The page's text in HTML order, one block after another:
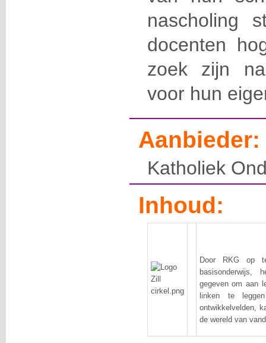
nascholing
docenten
zoek zijn
voor hun
Aanbieder:
Katholiek
Inhoud:
Door RKG op
basisonderwijs,
gegeven om aan
linken te
ontwikkelvelden,
de wereld van